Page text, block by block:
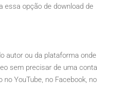
essa opção de download de
autor ou da plataforma onde
sem precisar de uma conta
YouTube, no Facebook, no